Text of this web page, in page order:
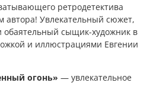
ретродетектива
автора! Увлекательный сюжет,
обаятельный сыщик-художник в
и иллюстрациями Евгении
огонь» — увлекательное